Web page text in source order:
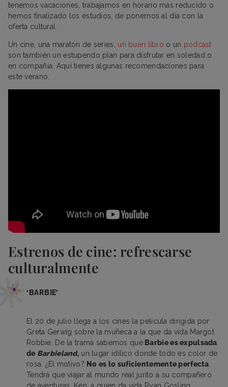
tenemos vacaciones, trabajamos en horario más reducido o
hemos finalizado los estudios, de ponernos al día con la
oferta cultural.
Un cine, una maratón de series, un buen libro o un podcast
son también un estupendo plan para disfrutar en soledad o
en compañía. Aquí tienes algunas recomendaciones para
este verano.
Estrenos de cine: refrescarse
culturalmente
‘BARBIE’
El 20 de julio llega a los cines la película dirigida por
Greta Gerwig sobre la muñeca a la que da vida Margot
Robbie. De la trama sabemos queBarbie es expulsada
de Barbieland, un lugar idílico donde todo es color de
rosa. ¿El motivo? No es lo suficientemente perfecta
Tendrá que viajar al mundo real junto a su compañero